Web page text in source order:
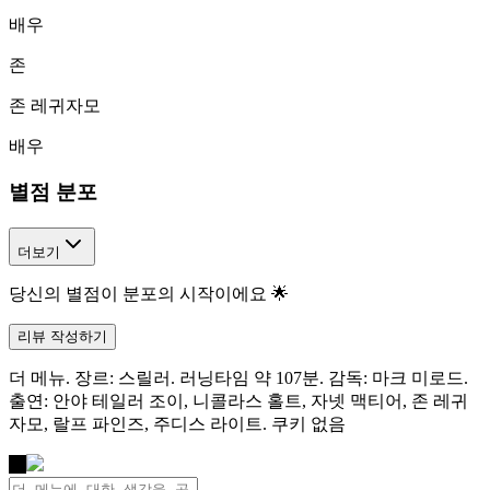
배우
존
존 레귀자모
배우
별점 분포
더보기
당신의 별점이 분포의 시작이에요 🌟
리뷰 작성하기
더 메뉴. 장르: 스릴러. 러닝타임 약 107분. 감독: 마크 미로드.
출연: 안야 테일러 조이, 니콜라스 홀트, 자넷 맥티어, 존 레귀
자모, 랄프 파인즈, 주디스 라이트. 쿠키 없음